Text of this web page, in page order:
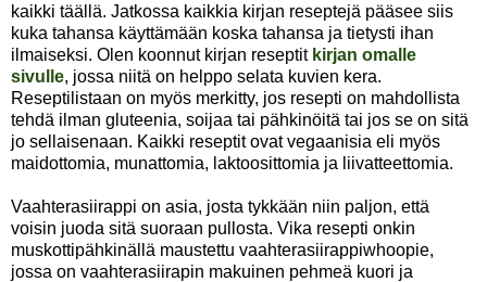
kaikki täällä. Jatkossa kaikkia kirjan reseptejä pääsee siis
kuka tahansa käyttämään koska tahansa ja tietysti ihan
ilmaiseksi. Olen koonnut kirjan reseptit kirjan omalle
sivulle, jossa niitä on helppo selata kuvien kera.
Reseptilistaan on myös merkitty, jos resepti on mahdollista
tehdä ilman gluteenia, soijaa tai pähkinöitä tai jos se on sitä
jo sellaisenaan. Kaikki reseptit ovat vegaanisia eli myös
maidottomia, munattomia, laktoosittomia ja liivatteettomia.
Vaahterasiirappi on asia, josta tykkään niin paljon, että
voisin juoda sitä suoraan pullosta. Vika resepti onkin
muskottipähkinällä maustettu vaahterasiirappiwhoopie,
jossa on vaahterasiirapin makuinen pehmeä kuori ja